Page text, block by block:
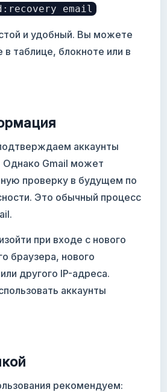
email
и удобный. Вы можете
в таблице, блокноте или в
аккаунты
Однако Gmail может
проверку в будущем по
Это обычный процесс
при входе с нового
браузера, нового
другого IP-адреса.
аккаунты
рекомендуем: